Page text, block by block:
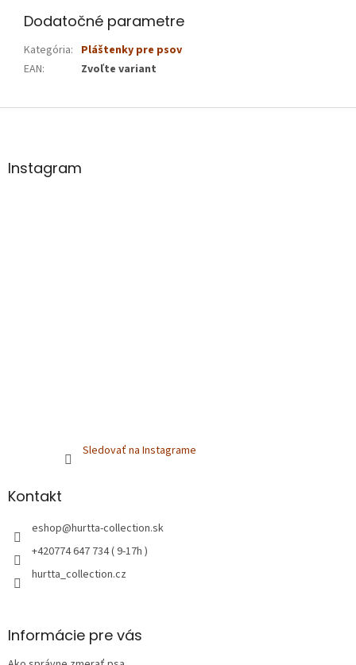
Dodatočné parametre
Kategória: Pláštenky pre psov
EAN: Zvoľte variant
Z
äInstagram
Sledovať na Instagrame
Kontakt
eshop@hurtta-collection.sk
+420774 647 734 ( 9-17h )
hurtta_collection.cz
Informácie pre vás